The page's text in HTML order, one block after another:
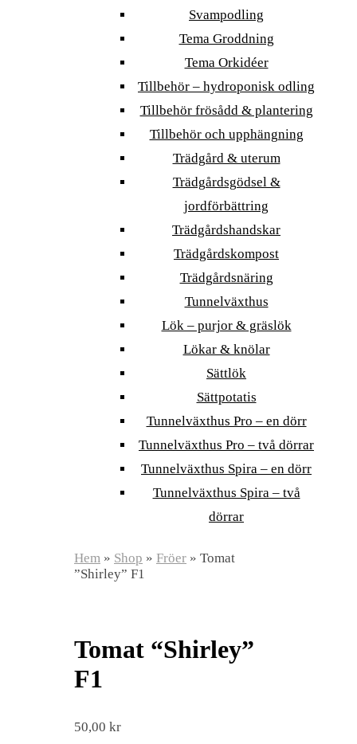
Svampodling
Tema Groddning
Tema Orkidéer
Tillbehör – hydroponisk odling
Tillbehör frösådd & plantering
Tillbehör och upphängning
Trädgård & uterum
Trädgårdsgödsel &
jordförbättring
Trädgårdshandskar
Trädgårdskompost
Trädgårdsnäring
Tunnelväxthus
Lök – purjor & gräslök
Lökar & knölar
Sättlök
Sättpotatis
Tunnelväxthus Pro – en dörr
Tunnelväxthus Pro – två dörrar
Tunnelväxthus Spira – en dörr
Tunnelväxthus Spira – två
dörrar
Hem » Shop » Fröer » Tomat
”Shirley” F1
Tomat “Shirley”
F1
50,00 kr